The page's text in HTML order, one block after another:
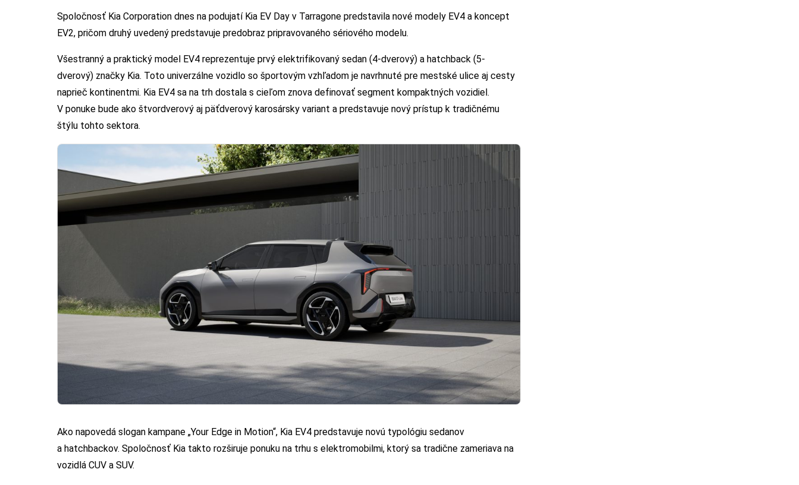
Spoločnosť Kia Corporation dnes na podujatí Kia EV Day v Tarragone predstavila nové modely EV4 a koncept
EV2, pričom druhý uvedený predstavuje predobraz pripravovaného sériového modelu.
Všestranný a praktický model EV4 reprezentuje prvý elektrifikovaný sedan (4-dverový) a hatchback (5-
dverový) značky Kia. Toto univerzálne vozidlo so športovým vzhľadom je navrhnuté pre mestské ulice aj cesty
naprieč kontinentmi. Kia EV4 sa na trh dostala s cieľom znova definovať segment kompaktných vozidiel.
V ponuke bude ako štvordverový aj päťdverový karosársky variant a predstavuje nový prístup k tradičnému
štýlu tohto sektora.
Ako napovedá slogan kampane „Your Edge in Motion“, Kia EV4 predstavuje novú typológiu sedanov
a hatchbackov. Spoločnosť Kia takto rozširuje ponuku na trhu s elektromobilmi, ktorý sa tradične zameriava na
vozidlá CUV a SUV.